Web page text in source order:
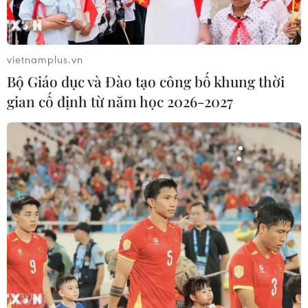
Thụy Sĩ khó đạt mục tiêu giảm phát
thải khí nhà kính vào năm 2030
Bão Dolphin càn quét các đảo miền
Nam Nhật Bản, sân bay Okinawa
phải đóng cửa
07/08/2026 09:10
Thái Lan: Ôtô lao vào trung tâm
chăm sóc trẻ làm khoảng nạn nhân
bị thương
07/08/2026 08:13
vietnamplus.vn
Bộ Giáo dục và Đào tạo công bố khung thời
gian cố định từ năm học 2026-2027